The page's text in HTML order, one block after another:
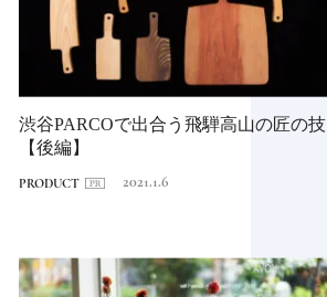
渋谷PARCOで出合う飛騨高山の匠の技
【後編】
PRODUCT 2021.1.6
新政酒造・佐藤祐輔さん
り、伝統をつなぐ酒造